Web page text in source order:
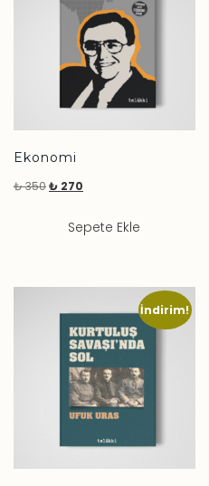
Ekonomi
₺350₺ 270
Sepete Ekle
İndirim!